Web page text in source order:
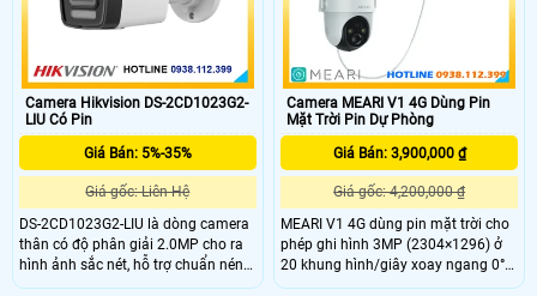
Camera Hikvision DS-2CD1023G2-
LIU Có Pin
Giá Bán: 5%-35%
Giá gốc: Liên Hệ
DS-2CD1023G2-LIU là dòng camera
thân có độ phân giải 2.0MP cho ra
hình ảnh sắc nét, hỗ trợ chuẩn nén
H.265+ giúp tiết kiệm băng thông
Camera MEARI V1 4G Dùng Pin
Mặt Trời Pin Dự Phòng
Giá Bán: 3,900,000 ₫
Giá gốc: 4,200,000 ₫
MEARI V1 4G dùng pin mặt trời cho
phép ghi hình 3MP (2304×1296) ở
20 khung hình/giây xoay ngang 0°–
350° nghiêng –90° đến +30° với góc